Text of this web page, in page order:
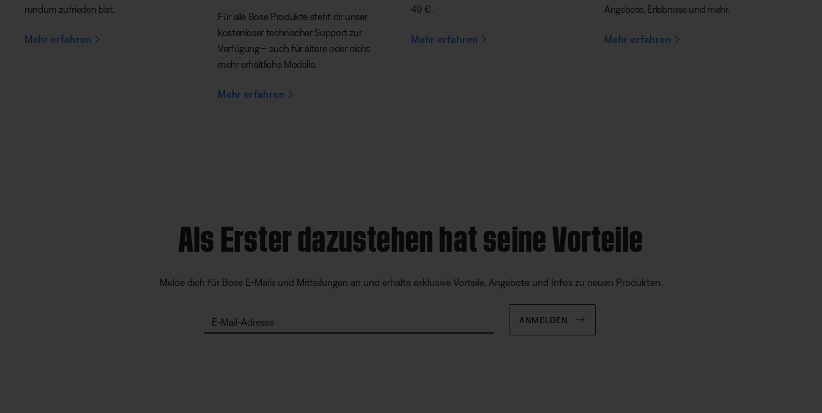
rundum zufrieden bist.
Mehr erfahren
Für alle Bose Produkte steht dir unser
kostenloser technischer Support zur
Verfügung – auch für ältere oder nicht
mehr erhältliche Modelle.
Mehr erfahren
49 €.
Mehr erfahren
Angebote, Erlebnisse und mehr.
Mehr erfahren
Als Erster dazustehen hat seine Vorteile
Melde dich für Bose E-Mails und Mitteilungen an und erhalte exklusive Vorteile, Angebote und Infos zu neuen Produkten.
E-Mail-Adresse ANMELDEN